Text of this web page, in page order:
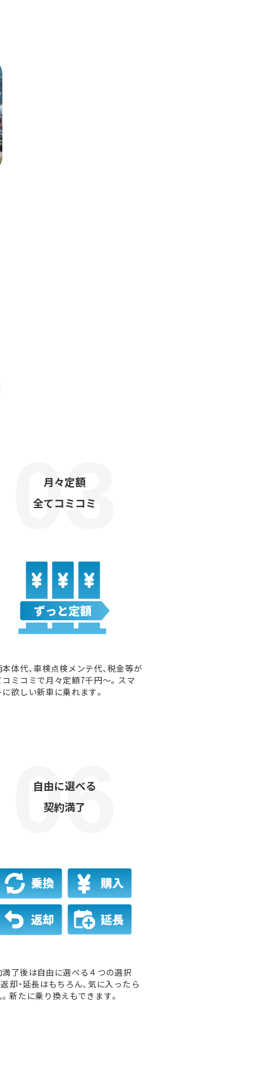
月々定額
全てコミコミ
体代、車検点検メンテ代、税金等が
コミコミで月々定額7千円〜。スマ
に欲しい新車に乗れます。
自由に選べる
契約満了
満了後は自由に選べる４つの選択
却・延長はもちろん、気に入ったら
新たに乗り換えもできます。